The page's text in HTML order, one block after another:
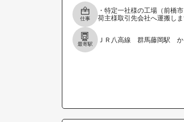
仕事
・特定一社様の工場（前橋
荷主様取引先会社へ運搬し
最寄駅
ＪＲ八高線 群馬藤岡駅